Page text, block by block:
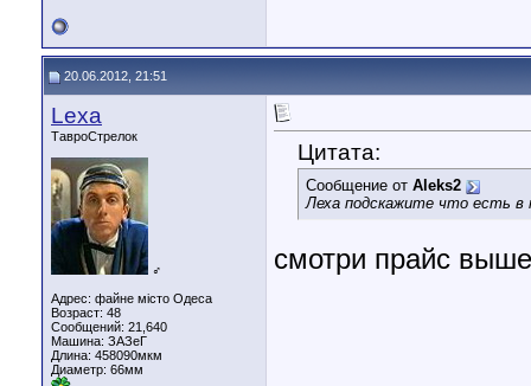
20.06.2012, 21:51
Lexa
ТавроСтрелок
♂
Адрес: файне місто Одеса
Возраст: 48
Сообщений: 21,640
Машина: ЗАЗеГ
Длина: 458090мкм
Диаметр: 66мм
Цитата:
Сообщение от Aleks2
Леха подскажите что есть в
смотри прайс